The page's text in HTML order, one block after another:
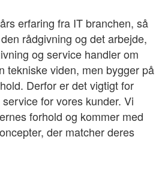
erfaring fra IT branchen, så
rådgivning og det arbejde,
og service handler om
tekniske viden, men bygger på
Derfor er det vigtigt for
for vores kunder. Vi
forhold og kommer med
der matcher deres